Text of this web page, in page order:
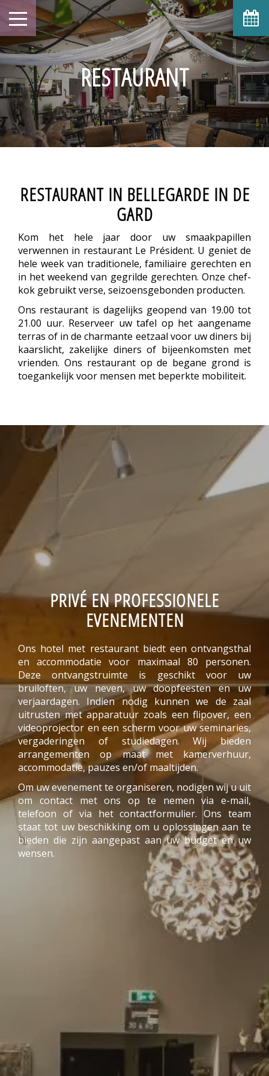
RESTAURANT
RESTAURANT IN BELLEGARDE IN DE
GARD
Kom het hele jaar door uw smaakpapillen
verwennen in restaurant Le Président. U geniet de
hele week van traditionele, familiaire gerechten en
in het weekend van gegrilde gerechten. Onze chef-
kok gebruikt verse, seizoensgebonden producten.
Ons restaurant is dagelijks geopend van 19.00 tot
21.00 uur. Reserveer uw tafel op het aangename
terras of in de charmante eetzaal voor uw diners bij
kaarslicht, zakelijke diners of bijeenkomsten met
vrienden. Ons restaurant op de begane grond is
toegankelijk voor mensen met beperkte mobiliteit.
PRIVÉ EN PROFESSIONELE
EVENEMENTEN
Ons hotel met restaurant biedt een ontvangsthal
en accommodatie voor maximaal 80 personen.
Deze ontvangstruimte is geschikt voor uw
bruiloften, uw neven, uw doopfeesten en uw
verjaardagen. Indien nodig kunnen we de zaal
uitrusten met apparatuur zoals een flipover, een
videoprojector en een scherm voor uw seminaries,
vergaderingen of studiedagen. Wij bieden
arrangementen op maat met kamerverhuur,
accommodatie, pauzes en/of maaltijden.
Om uw evenement te organiseren, nodigen wij u uit
om contact met ons op te nemen via e-mail,
telefoon of via het contactformulier. Ons team
staat tot uw beschikking om u oplossingen aan te
bieden die zijn aangepast aan uw budget en uw
wensen.